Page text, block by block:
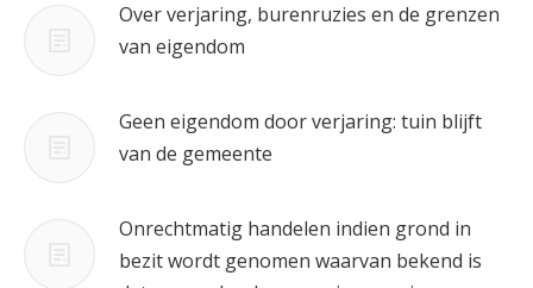
Over verjaring, burenruzies en de grenzen
van eigendom
Geen eigendom door verjaring: tuin blijft
van de gemeente
Onrechtmatig handelen indien grond in
bezit wordt genomen waarvan bekend is